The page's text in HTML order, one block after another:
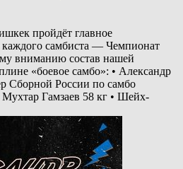
пройдёт главное
каждого самбиста — Чемпионат
вниманию состав нашей
«боевое самбо»: • Александр
Сборной России по самбо
Гамзаев 58 кг • Шейх-